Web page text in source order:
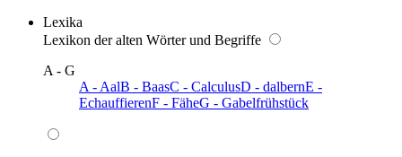
Lexika
Lexikon der alten Wörter und Begriffe
A - G
A - AalB - BaasC - CalculusD - dalbernE -
EchauffierenF - FäheG - Gabelfrühstück